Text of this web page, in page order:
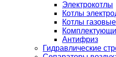
Электрокотлы
Котлы
Котлы газовые
Антифриз
Гидравлические